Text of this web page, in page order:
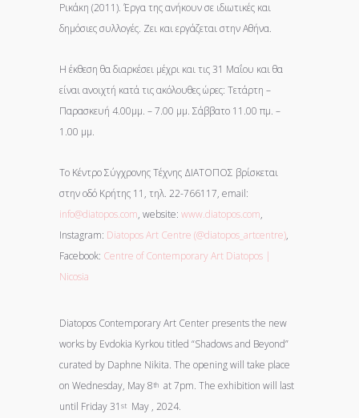
Ρικάκη (2011). Έργα της ανήκουν σε ιδιωτικές και
δημόσιες συλλογές. Ζει και εργάζεται στην Αθήνα.
Η έκθεση θα διαρκέσει μέχρι και τις 31 Μαΐου και θα
είναι ανοιχτή κατά τις ακόλουθες ώρες: Τετάρτη –
Παρασκευή 4.00μμ. – 7.00 μμ. Σάββατο 11.00 πμ. –
1.00 μμ.
Το Κέντρο Σύγχρονης Τέχνης ΔΙΑΤΟΠΟΣ βρίσκεται
στην οδό Κρήτης 11, τηλ. 22-766117, email:
info@diatopos.com, website: www.diatopos.com,
Instagram: Diatopos Art Centre (@diatopos_artcentre),
Facebook: Centre of Contemporary Art Diatopos |
Nicosia
Diatopos Contemporary Art Center presents the new
works by Evdokia Kyrkou titled “Shadows and Beyond”
curated by Daphne Nikita. The opening will take place
on Wednesday, May 8th at 7pm. The exhibition will last
until Friday 31 st May , 2024.